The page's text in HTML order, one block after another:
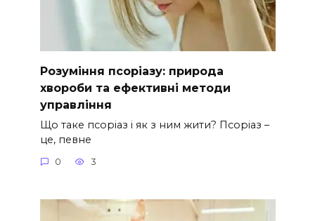
Розуміння псоріазу: природа
хвороби та ефективні методи
управління
Що таке псоріаз і як з ним жити? Псоріаз –
це, певне
0 3